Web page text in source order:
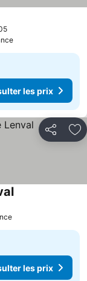
les prix
Partager
les prix